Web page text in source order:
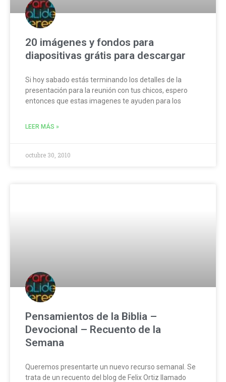
20 imágenes y fondos para
diapositivas grátis para descargar
Si hoy sabado estás terminando los detalles de la
presentación para la reunión con tus chicos, espero
entonces que estas imagenes te ayuden para los
LEER MÁS »
octubre 30, 2010
Pensamientos de la Biblia –
Devocional – Recuento de la
Semana
Queremos presentarte un nuevo recurso semanal. Se
trata de un recuento del blog de Felix Ortiz llamado